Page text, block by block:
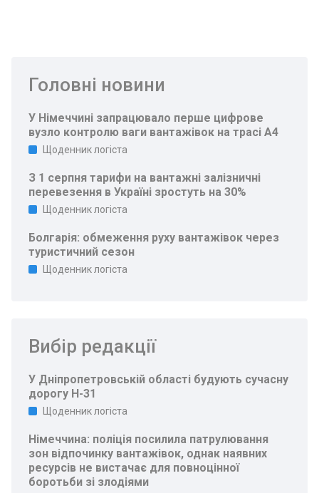
Головні новини
У Німеччині запрацювало перше цифрове
вузло контролю ваги вантажівок на трасі A4
Щоденник логіста
З 1 серпня тарифи на вантажні залізничні
перевезення в Україні зростуть на 30%
Щоденник логіста
Болгарія: обмеження руху вантажівок через
туристичний сезон
Щоденник логіста
Вибір редакції
У Дніпропетровській області будують сучасну
дорогу Н-31
Щоденник логіста
Німеччина: поліція посилила патрулювання
зон відпочинку вантажівок, однак наявних
ресурсів не вистачає для повноцінної
боротьби зі злодіями